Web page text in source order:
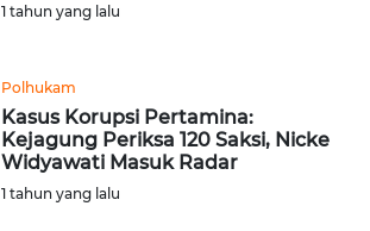
1 tahun yang lalu
Polhukam
Kasus Korupsi Pertamina:
Kejagung Periksa 120 Saksi, Nicke
Widyawati Masuk Radar
1 tahun yang lalu